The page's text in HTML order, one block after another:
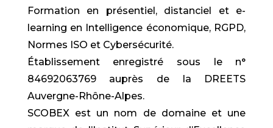
Formation en présentiel, distanciel et e-
learning en Intelligence économique, RGPD,
Normes ISO et Cybersécurité.
Établissement enregistré sous le n°
84692063769 auprès de la DREETS
Auvergne-Rhône-Alpes.
SCOBEX est un nom de domaine et une